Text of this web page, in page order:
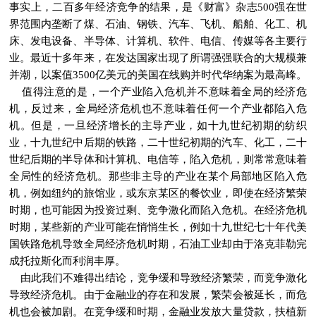
事实上，二百多年经济竞争的结果，是《财富》杂志500强在世
界范围内垄断了煤、石油、钢铁、汽车、飞机、船舶、化工、机
床、发电设备、半导体、计算机、软件、电信、传媒等各主要行
业。最近十多年来，在发达国家出现了所谓强强联合的大规模兼
并潮，以案值3500亿美元的美国在线购并时代华纳案为最高峰。
值得注意的是，一个产业陷入危机并不意味着全局的经济危
机，反过来，全局经济危机也不意味着任何一个产业都陷入危
机。但是，一旦经济增长的主导产业，如十九世纪初期的纺织
业，十九世纪中后期的铁路，二十世纪初期的汽车、化工，二十
世纪后期的半导体和计算机、电信等，陷入危机，则常常意味着
全局性的经济危机。那些非主导的产业在某个局部地区陷入危
机，例如纽约的旅馆业，或东京某区的餐饮业，即使在经济繁荣
时期，也可能因为投资过剩、竞争激化而陷入危机。在经济危机
时期，某些新的产业可能在悄悄生长，例如十九世纪七十年代美
国铁路危机导致全局经济危机时期，石油工业却由于洛克菲勒完
成托拉斯化而利润丰厚。
由此我们不难得出结论，竞争缓和导致经济繁荣，而竞争激化
导致经济危机。由于金融业的存在和发展，繁荣会被延长，而危
机也会被加剧。在竞争缓和时期，金融业发放大量贷款，扶植新